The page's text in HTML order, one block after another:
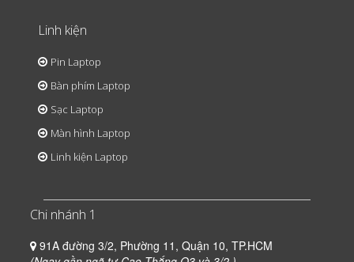
Linh kiện
Pin Laptop
Bàn phím Laptop
Sạc Laptop
Màn hình Laptop
Linh kiện Laptop
Chi nhánh 1
91A đường 3/2, Phường 11, Quận 10, TP.HCM